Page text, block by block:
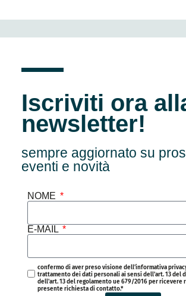
Iscriviti ora
newsletter!
sempre aggiornato su
eventi e novità
NOME
E-MAIL
confermo di aver preso visione dell’informativa
trattamento dei dati personali ai sensi dell'art. 13 del
dell'art. 13 del regolamento ue 679/2016 per ricevere
presente richiesta di contatto.*